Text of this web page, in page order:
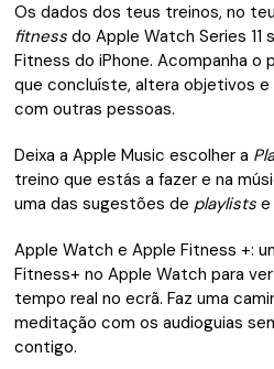
Os dados dos teus treinos, no
fitness do Apple Watch Series 11
Fitness do iPhone. Acompanha o
que concluíste, altera objetivos
com outras pessoas.
Deixa a Apple Music escolher a
treino que estás a fazer e na
uma das sugestões de playlists e
Apple Watch e Apple Fitness +:
Fitness+ no Apple Watch para
tempo real no ecrã. Faz uma
meditação com os audioguias
contigo.